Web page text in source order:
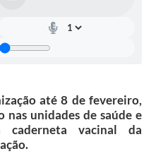
até 8 de fevereiro,
unidades de saúde e
vacinal da